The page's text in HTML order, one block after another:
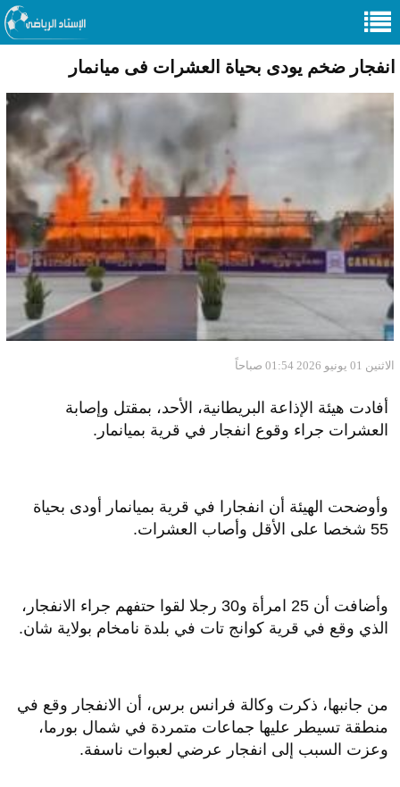
انفجار ضخم يودى بحياة العشرات فى ميانمار
الاثنين 01 يونيو 2026 01:54 صباحاً
أفادت هيئة الإذاعة البريطانية، الأحد، بمقتل وإصابة
العشرات جراء وقوع انفجار في قرية بميانمار.
وأوضحت الهيئة أن انفجارا في قرية بميانمار أودى بحياة
55 شخصا على الأقل وأصاب العشرات.
وأضافت أن 25 امرأة و30 رجلا لقوا حتفهم جراء الانفجار،
الذي وقع في قرية كوانج تات في بلدة نامخام بولاية شان.
من جانبها، ذكرت وكالة فرانس برس، أن الانفجار وقع في
منطقة تسيطر عليها جماعات متمردة في شمال بورما،
وعزت السبب إلى انفجار عرضي لعبوات ناسفة.